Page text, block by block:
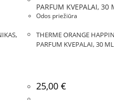
Odos priežiūra
THERME ORANGE
PARFUM KVEPALAI, 30 ML
25,00€